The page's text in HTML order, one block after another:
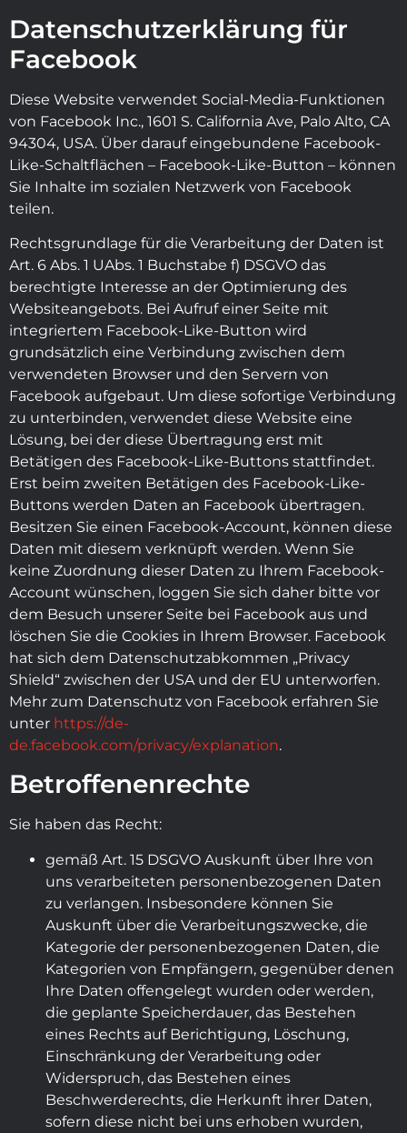
Datenschutzerklärung für
Facebook
Diese Website verwendet Social-Media-Funktionen
von Facebook Inc., 1601 S. California Ave, Palo Alto, CA
94304, USA. Über darauf eingebundene Facebook-
Like-Schaltflächen – Facebook-Like-Button – können
Sie Inhalte im sozialen Netzwerk von Facebook
teilen.
Rechtsgrundlage für die Verarbeitung der Daten ist
Art. 6 Abs. 1 UAbs. 1 Buchstabe f) DSGVO das
berechtigte Interesse an der Optimierung des
Websiteangebots. Bei Aufruf einer Seite mit
integriertem Facebook-Like-Button wird
grundsätzlich eine Verbindung zwischen dem
verwendeten Browser und den Servern von
Facebook aufgebaut. Um diese sofortige Verbindung
zu unterbinden, verwendet diese Website eine
Lösung, bei der diese Übertragung erst mit
Betätigen des Facebook-Like-Buttons stattfindet.
Erst beim zweiten Betätigen des Facebook-Like-
Buttons werden Daten an Facebook übertragen.
Besitzen Sie einen Facebook-Account, können diese
Daten mit diesem verknüpft werden. Wenn Sie
keine Zuordnung dieser Daten zu Ihrem Facebook-
Account wünschen, loggen Sie sich daher bitte vor
dem Besuch unserer Seite bei Facebook aus und
löschen Sie die Cookies in Ihrem Browser. Facebook
hat sich dem Datenschutzabkommen „Privacy
Shield“ zwischen der USA und der EU unterworfen.
Mehr zum Datenschutz von Facebook erfahren Sie
unter https://de-
de.facebook.com/privacy/explanation.
Betroffenenrechte
Sie haben das Recht:
gemäß Art. 15 DSGVO Auskunft über Ihre von
uns verarbeiteten personenbezogenen Daten
zu verlangen. Insbesondere können Sie
Auskunft über die Verarbeitungszwecke, die
Kategorie der personenbezogenen Daten, die
Kategorien von Empfängern, gegenüber denen
Ihre Daten offengelegt wurden oder werden,
die geplante Speicherdauer, das Bestehen
eines Rechts auf Berichtigung, Löschung,
Einschränkung der Verarbeitung oder
Widerspruch, das Bestehen eines
Beschwerderechts, die Herkunft ihrer Daten,
sofern diese nicht bei uns erhoben wurden,